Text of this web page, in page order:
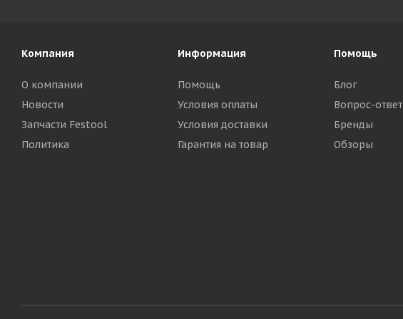
Компания
О компании
Новости
Запчасти Festool
Политика
Информация
Помощь
Условия оплаты
Условия доставки
Гарантия на товар
Помощь
Блог
Вопрос-ответ
Бренды
Обзоры